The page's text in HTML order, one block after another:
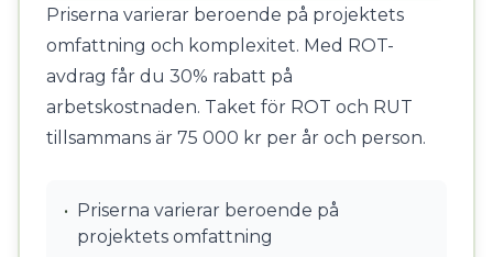
Priserna varierar beroende på projektets
omfattning och komplexitet. Med ROT-
avdrag får du 30% rabatt på
arbetskostnaden. Taket för ROT och RUT
tillsammans är 75 000 kr per år och person.
• Priserna varierar beroende på
projektets omfattning